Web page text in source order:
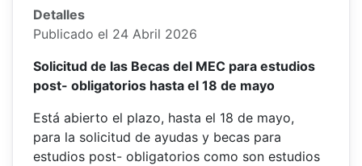
Detalles
Publicado el 24 Abril 2026
Solicitud de las Becas del MEC para estudios
post- obligatorios hasta el 18 de mayo
Está abierto el plazo, hasta el 18 de mayo,
para la solicitud de ayudas y becas para
estudios post- obligatorios como son estudios